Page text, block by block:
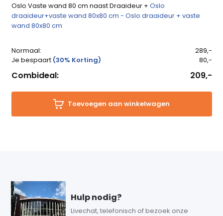
Oslo Vaste wand 80 cm naast Draaideur + Oslo
draaideur+vaste wand 80x80 cm - Oslo draaideur + vaste
wand 80x80 cm
Normaal:
289,-
Je bespaart (30% Korting) 80,-
Combideal: 209,-
Toevoegen aan winkelwagen
Hulp nodig?
Livechat, telefonisch of bezoek onze